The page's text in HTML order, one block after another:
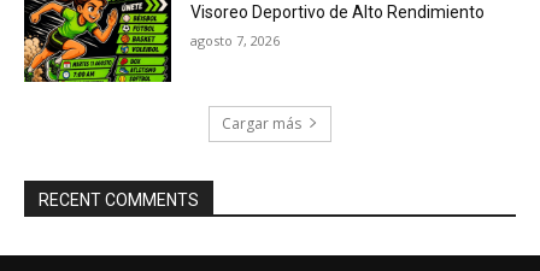
Visoreo Deportivo de Alto Rendimiento
agosto 7, 2026
Cargar más
RECENT COMMENTS